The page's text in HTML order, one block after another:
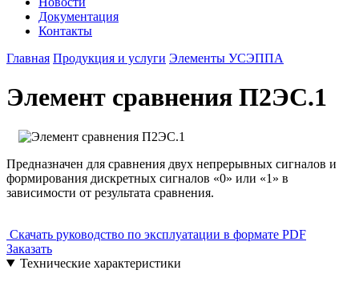
Документация
Контакты
Главная Продукция и услуги Элементы УСЭППА
Элемент сравнения П2ЭС.1
Предназ­начен для сравнения двух непрерывных сигналов и
формирования дискретных сигналов «0» или «1» в
зависимости от результата сравнения.
Скачать руководство по эксплуатации в формате PDF
Заказать
Технические характеристики